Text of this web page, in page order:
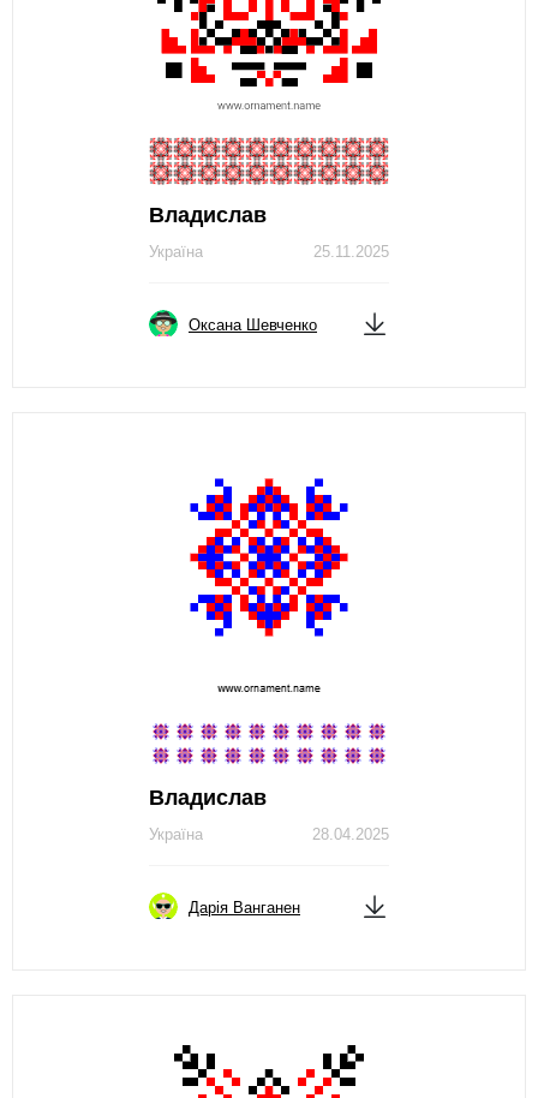
Владислав
25.11.2025
Україна
Оксана Шевченко
Владислав
28.04.2025
Україна
Дарія Ванганен